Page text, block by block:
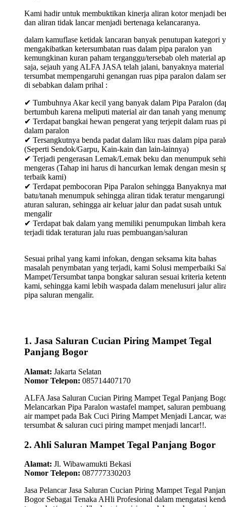
Kami hadir untuk membuktikan kinerja aliran kotor menjadi
dan aliran tidak lancar menjadi bertenaga kelancaranya.
dalam kamuflase ketidak lancaran banyak penutupan kategori
mengakibatkan ketersumbatan ruas dalam pipa paralon yan
kemungkinan kuran paham terganggu/tersebab oleh material
saja, sejauh yang ALFA JASA telah jalani, banyaknya material
tersumbat mempengaruhi genangan ruas pipa paralon dalam
di sebabkan dalam prihal :
✔ Tumbuhnya Akar kecil yang banyak dalam Pipa Paralon
bertumbuh karena meliputi material air dan tanah yang
✔ Terdapat bangkai hewan pengerat yang terjepit dalam ruas
dalam paralon
✔ Tersangkutnya benda padat dalam liku ruas dalam pipa
(Seperti Sendok/Garpu, Kain-kain dan lain-lainnya)
✔ Terjadi pengerasan Lemak/Lemak beku dan menumpuk
mengeras (Tahap ini harus di hancurkan lemak dengan mesin
terbaik kami)
✔ Terdapat pembocoran Pipa Paralon sehingga Banyaknya
batu/tanah menumpuk sehingga aliran tidak teratur mengarungi
aturan saluran, sehingga air keluar jalur dan padat susah untuk
mengalir
✔ Terdapat bak dalam yang memiliki penumpukan limbah
terjadi tidak teraturan jalu ruas pembuangan/saluran
Sesuai prihal yang kami infokan, dengan seksama kita bahas
masalah penymbatan yang terjadi, kami Solusi memperbaiki
Mampet/Tersumbat tanpa bongkar saluran sesuai kriteria
kami, sehingga kami lebih waspada dalam menelusuri jalur
pipa saluran mengalir.
1. Jasa Saluran Cucian Piring Mampet Tegal
Panjang Bogor
Alamat: Jakarta Selatan
Nomor Telepon: 085714407170
ALFA Jasa Saluran Cucian Piring Mampet Tegal Panjang
Melancarkan Pipa Paralon wastafel mampet, saluran
air mampet pada Bak Cuci Piring Mampet Menjadi Lancar,
tersumbat & saluran cuci piring mampet menjadi lancar!!.
2. Ahli Saluran Mampet Tegal Panjang Bogor
Alamat: Jl. Wibawamukti Bekasi
Nomor Telepon: 087777330203
Jasa Pelancar Jasa Saluran Cucian Piring Mampet Tegal
Bogor Sebagai Tenaka AHli Profesional dalam mengatasi